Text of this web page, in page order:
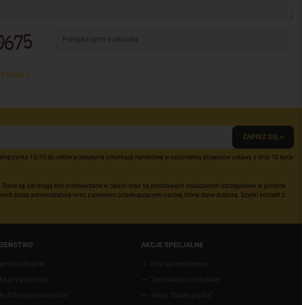
>
ZAPISZ SIĘ >
13/15 do celów przesyłania informacji handlowej w rozumieniu przepisów ustawy z dnia 18 lipca
są lub mogą być przetwarzane w celach oraz na podstawach wskazanych szczegółowo w polityce
przez administratora wraz z prawami przysługującymi osobie, której dane dotyczą. Szybki kontakt z
AKCJE SPECJALNE